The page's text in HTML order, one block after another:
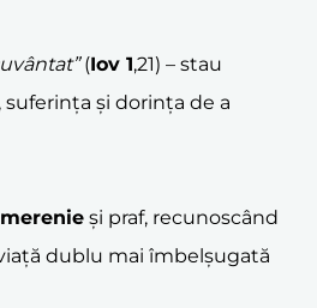
(Iov 1,21) – stau
și dorința de a
și praf, recunoscând
dublu mai îmbelșugată